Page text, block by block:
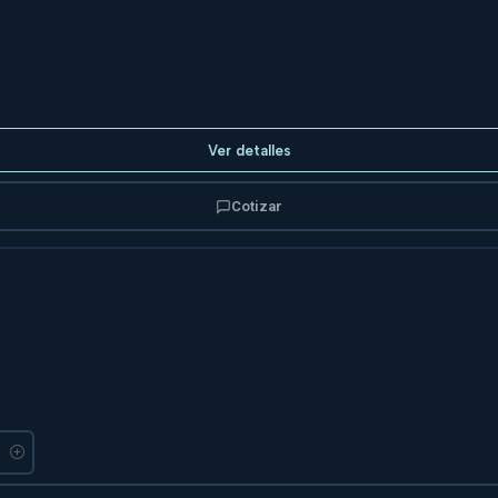
Ver detalles
Cotizar